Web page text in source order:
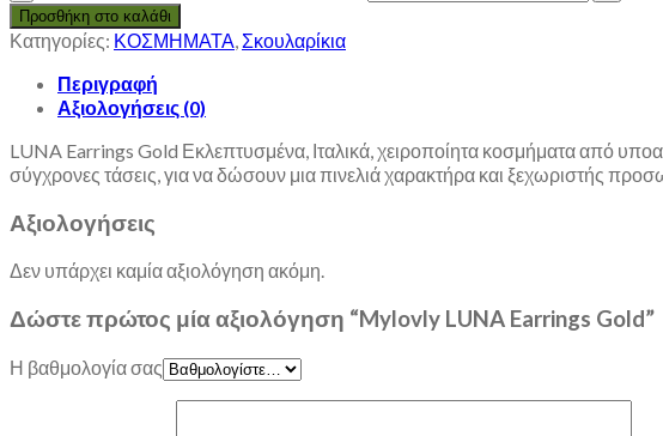
Προσθήκη στο καλάθι
Κατηγορίες: ΚΟΣΜΗΜΑΤΑ, Σκουλαρίκια
Περιγραφή
Αξιολογήσεις (0)
LUNA Earrings Gold Εκλεπτυσμένα, Ιταλικά, χειροποίητα κοσμήματα από
σύγχρονες τάσεις, για να δώσουν μια πινελιά χαρακτήρα και ξεχωριστής
Αξιολογήσεις
Δεν υπάρχει καμία αξιολόγηση ακόμη.
Δώστε πρώτος μία αξιολόγηση “Mylovly LUNA Earrings Gold”
Η βαθμολογία σας